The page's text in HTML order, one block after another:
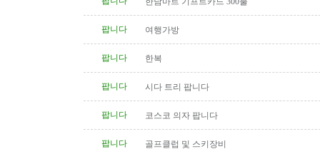
팝니다 여행가방
팝니다 한복
팝니다 시다 트리 팝니다
팝니다 코스코 의자 팝니다
팝니다 골프클럽 및 스키장비